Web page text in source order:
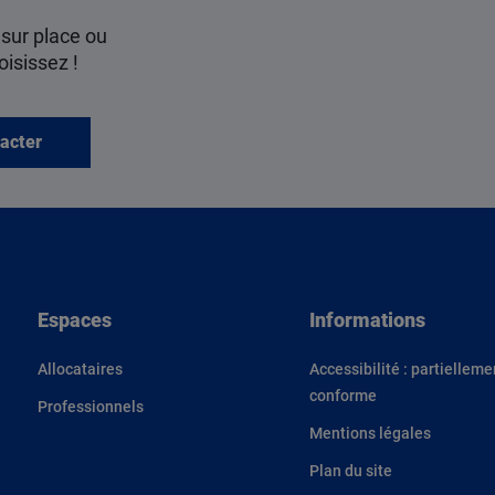
place ou
!
Espaces
Allocataires
Professionnels
Informations
Accessibilité :
conforme
Mentions légales
Plan du site